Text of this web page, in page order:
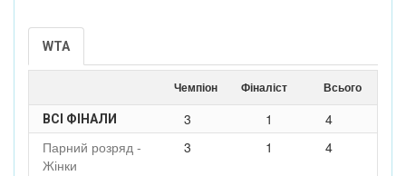
WTA
Чемпіон Фіналіст Всього
ВСІ ФІНАЛИ 3 1
4
Парний розряд -
Жінки
3 1 4